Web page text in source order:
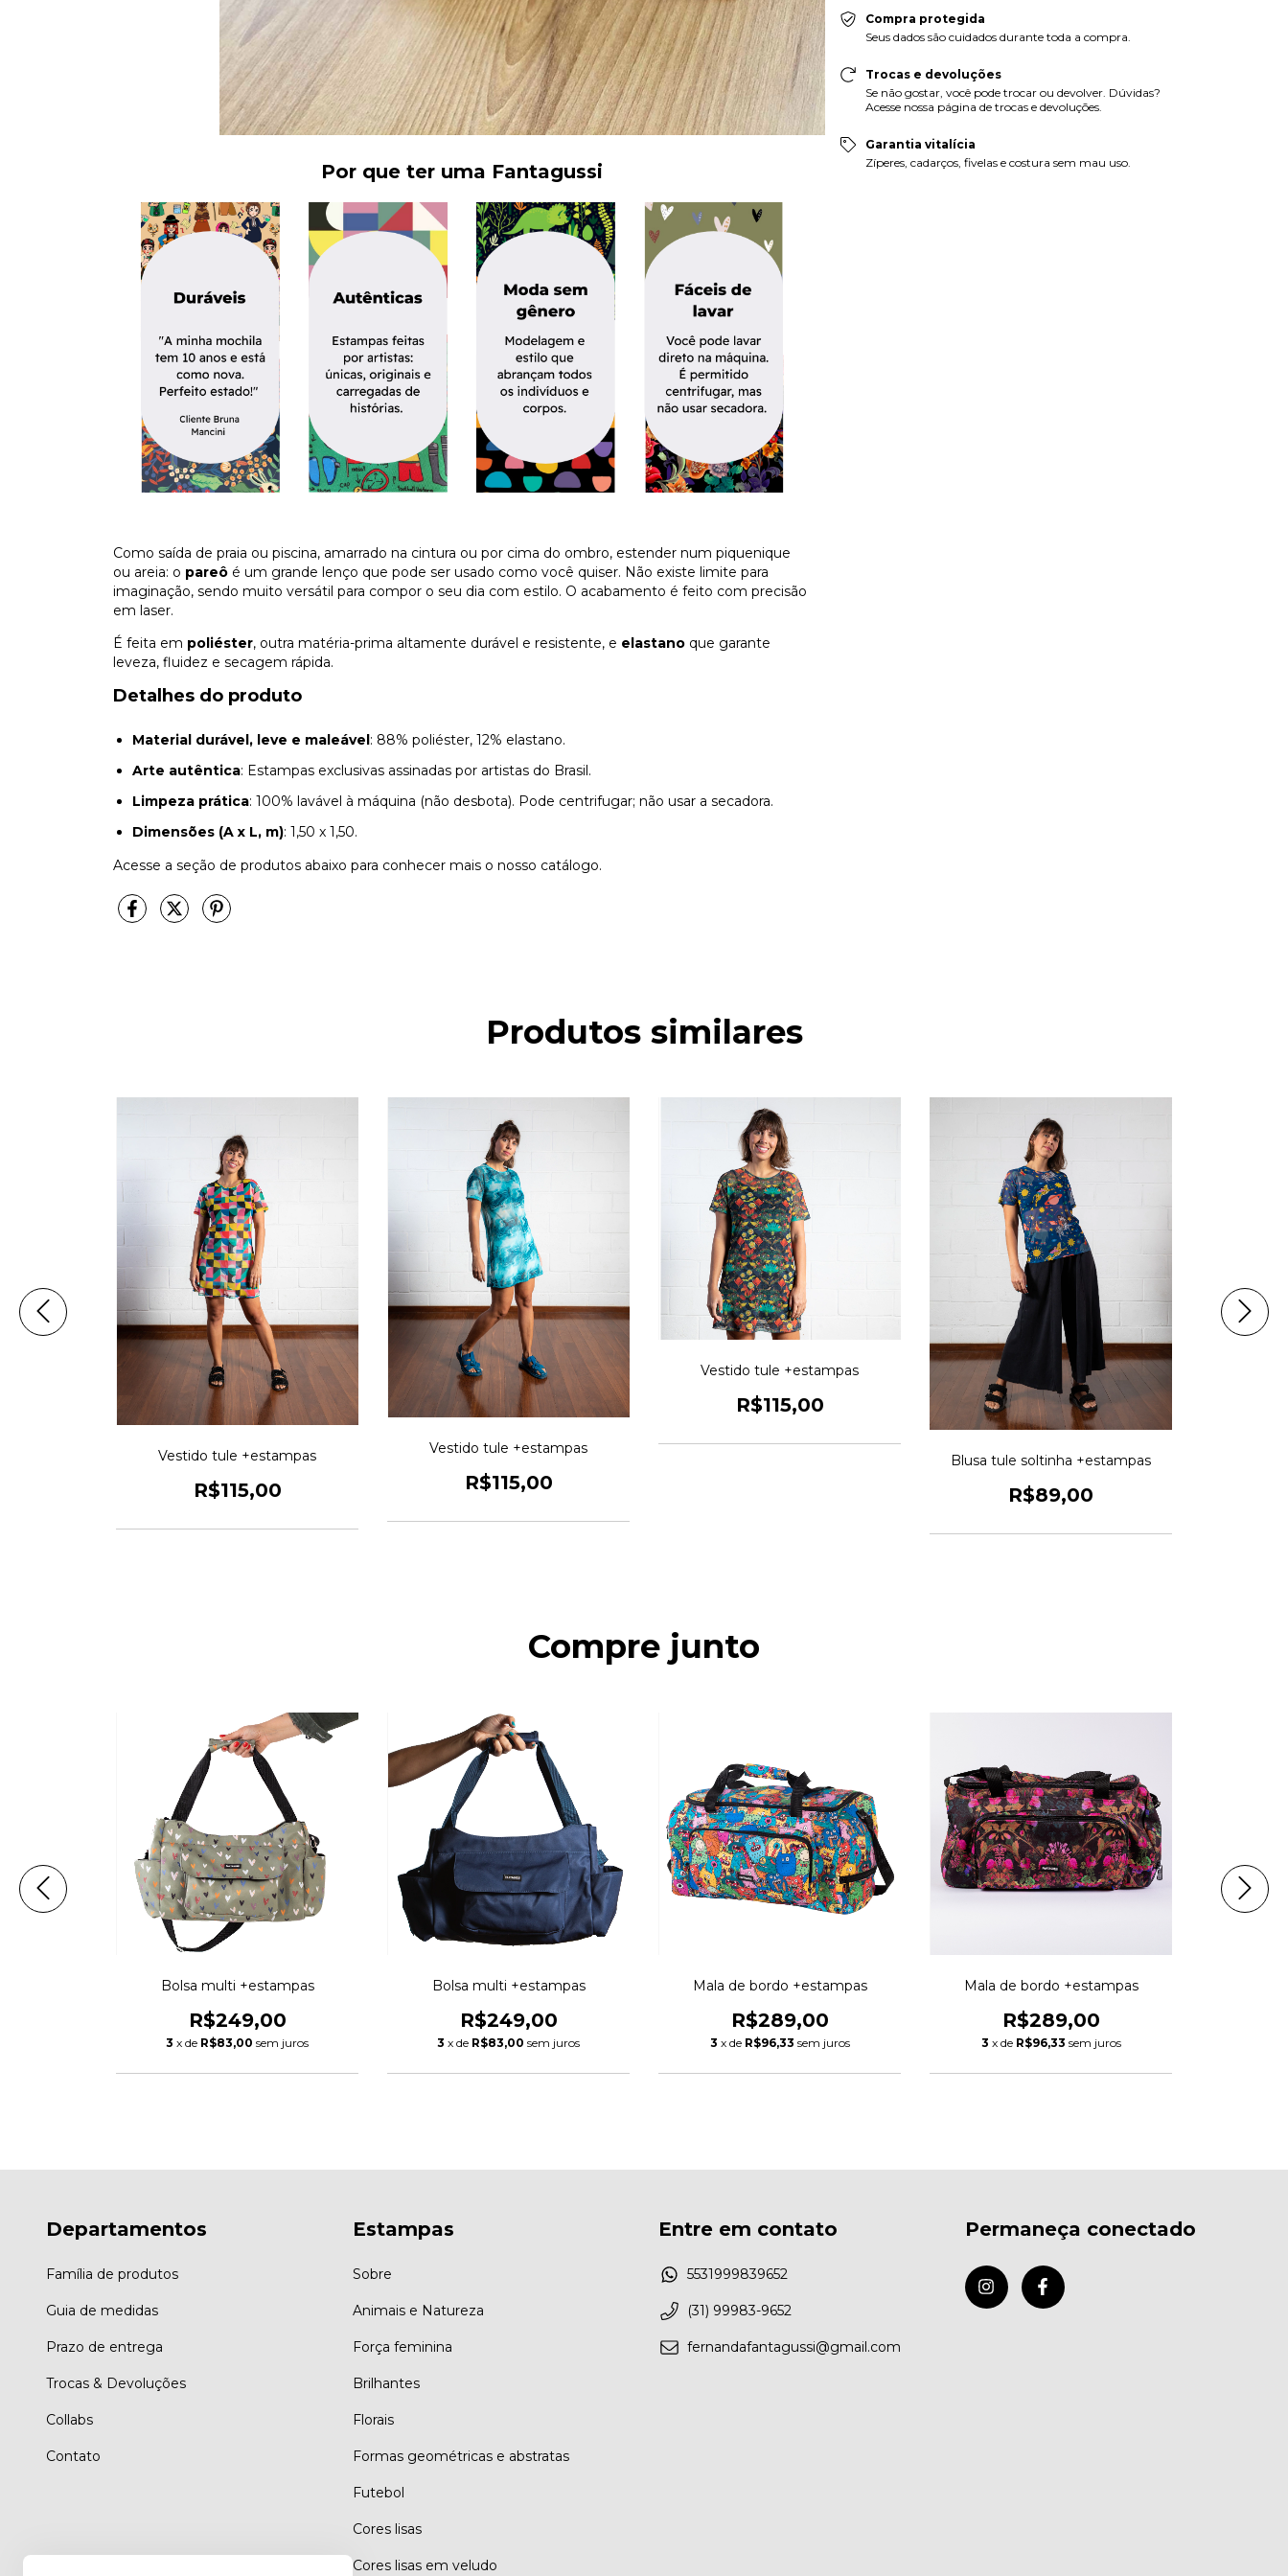
Por que ter uma Fantagussi
Como saída de praia ou piscina, amarrado na cintura ou por cima do ombro, estender num piquenique
ou areia: o pareô é um grande lenço que pode ser usado como você quiser. Não existe limite para
imaginação, sendo muito versátil para compor o seu dia com estilo. O acabamento é feito com precisão
em laser.
É feita em poliéster, outra matéria-prima altamente durável e resistente, e elastano que garante
leveza, fluidez e secagem rápida.
Detalhes do produto
Material durável, leve e maleável : 88% poliéster, 12% elastano.
Arte autêntica: Estampas exclusivas assinadas por artistas do Brasil.
Limpeza prática: 100% lavável à máquina (não desbota). Pode centrifugar; não usar a secadora.
Dimensões (A x L, m): 1,50 x 1,50.
Acesse a seção de produtos abaixo para conhecer mais o nosso catálogo.
Compra protegida
Seus dados são cuidados durante toda a compra.
Trocas e devoluções
Se não gostar, você pode trocar ou devolver. Dúvidas?
Acesse nossa página de trocas e devoluções.
Garantia vitalícia
Zíperes, cadarços, fivelas e costura sem mau uso.
Produtos similares
Vestido tule +estampas
R$115,00
Vestido tule +estampas
R$115,00
Vestido tule +estampas
R$115,00
Blusa tule soltinha +estampas
R$89,00
Compre junto
Bolsa multi +estampas
R$249,00
3 x de R$83,00 sem juros
Bolsa multi +estampas
R$249,00
3 x de R$83,00 sem juros
Mala de bordo +estampas
R$289,00
3 x de R$96,33 sem juros
Mala de bordo +estampas
R$289,00
3 x de R$96,33 sem juros
Departamentos
Família de produtos
Guia de medidas
Prazo de entrega
Trocas & Devoluções
Collabs
Contato
Estampas
Sobre
Animais e Natureza
Força feminina
Brilhantes
Florais
Formas geométricas e abstratas
Futebol
Cores lisas
Cores lisas em veludo
Entre em contato
5531999839652
(31) 99983-9652
fernandafantagussi@gmail.com
Permaneça conectado